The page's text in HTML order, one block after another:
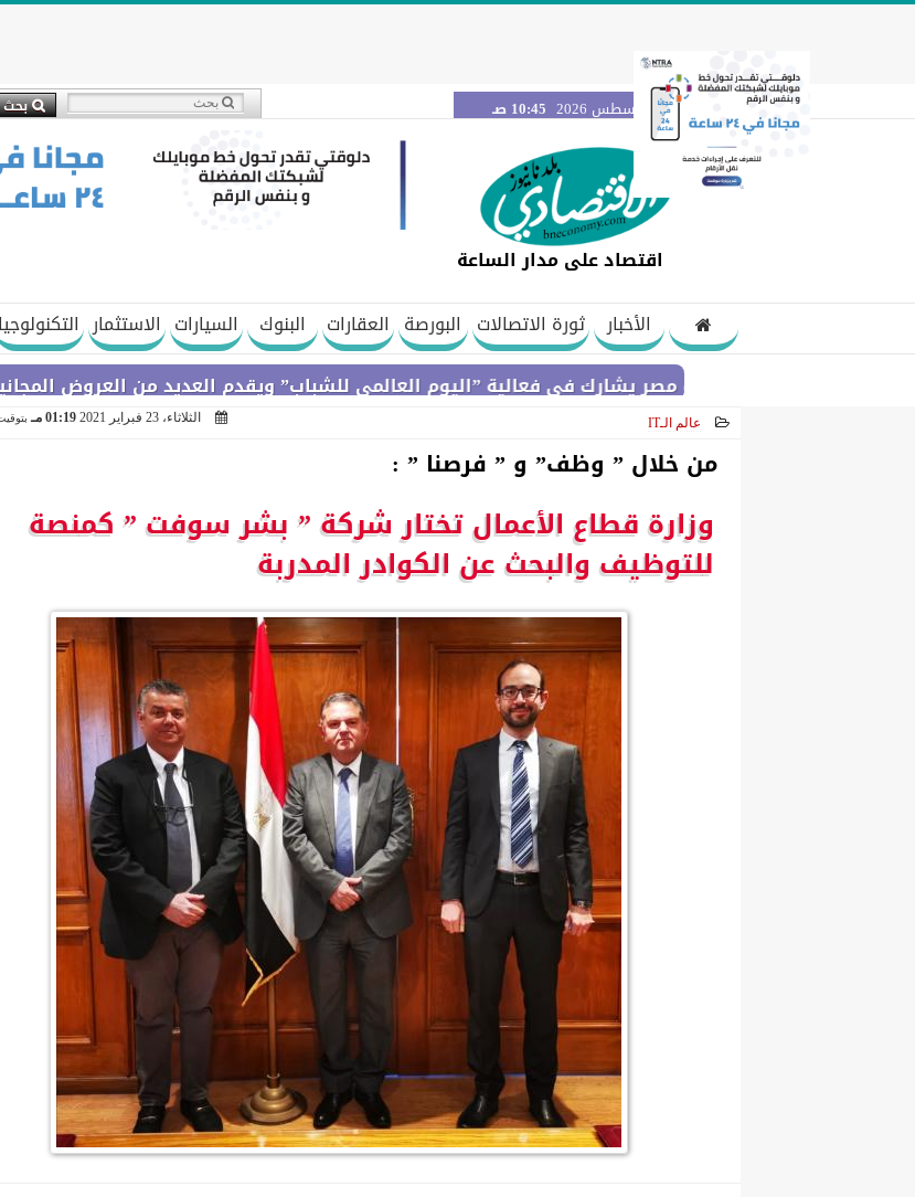
الجمعة 7 أغسطس 2026 10:45 صـ
اقتصاد على مدار الساعة
الأخبار
ثورة الاتصالات البورصة العقارات البنوك السيارات الاستثمار التكنولوجيا
بنك مصر يشارك في فعالية ”اليوم العالمي للشباب” ويقدم العديد من العروض المجانية دعمًا
عالم الـIT الثلاثاء، 23 فبراير 2021 01:19 مـ
من خلال ” وظف” و ” فرصنا ” :
وزارة قطاع الأعمال تختار شركة ” بشر سوفت ” كمنصة
للتوظيف والبحث عن الكوادر المدربة